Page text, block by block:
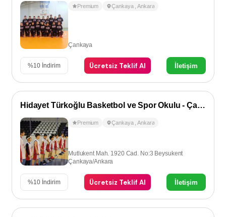
Premium Çankaya ,Ankara
Çankaya
%10 İndirim Ücretsiz Teklif Al İletişim
Hidayet Türkoğlu Basketbol ve Spor Okulu - Çankaya
Premium Çankaya ,Ankara
Mutlukent Mah. 1920 Cad. No:3 Beysukent
Çankaya/Ankara
%10 İndirim Ücretsiz Teklif Al İletişim